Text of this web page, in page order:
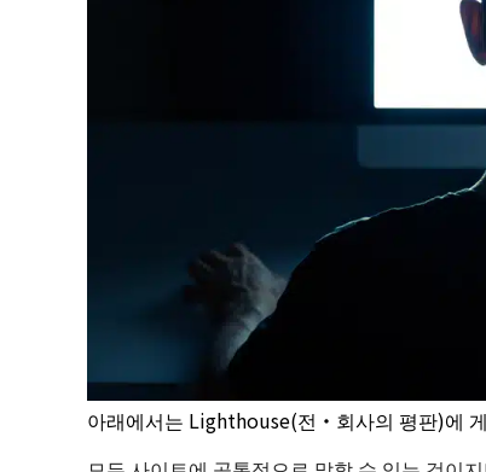
아래에서는 Lighthouse(전・회사의 평판)에